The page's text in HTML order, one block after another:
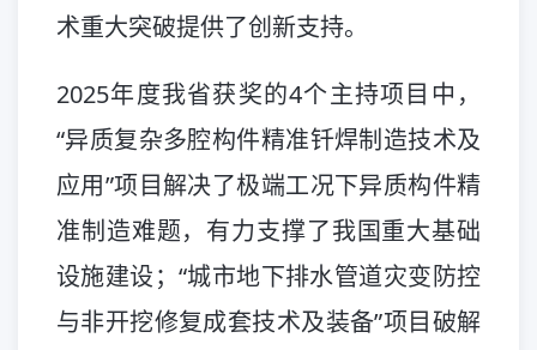
术重大突破提供了创新支持。
2025年度我省获奖的4个主持项目中，
“异质复杂多腔构件精准钎焊制造技术及
应用”项目解决了极端工况下异质构件精
准制造难题，有力支撑了我国重大基础
设施建设；“城市地下排水管道灾变防控
与非开挖修复成套技术及装备”项目破解